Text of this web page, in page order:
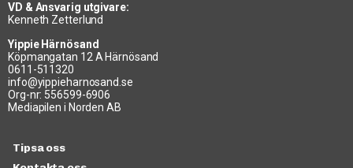
VD & Ansvarig utgivare:
Kenneth Zetterlund
Yippie Härnösand
Köpmangatan 12 A Härnösand
0611-511320
info@yippieharnosand.se
Org-nr: 556599-6906
Mediapilen i Norden AB
Tipsa oss